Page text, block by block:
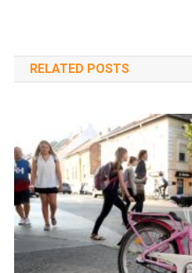
RELATED POSTS